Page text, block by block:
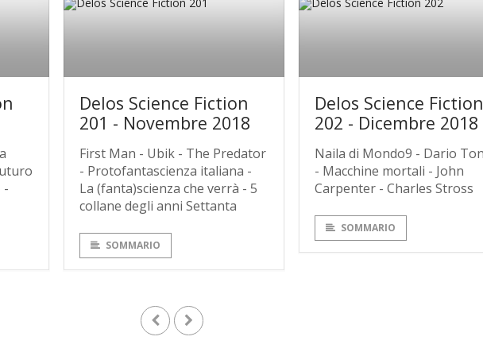
-
Delos Science Fiction
201 - Novembre 2018
First Man - Ubik - The Predator
- Protofantascienza italiana -
La (fanta)scienza che verrà - 5
collane degli anni Settanta
SOMMARIO
Delos Science Fiction
202 - Dicembre 2018
Naila di Mondo9 - Dario
- Macchine mortali - John
Carpenter - Charles Stross
SOMMARIO